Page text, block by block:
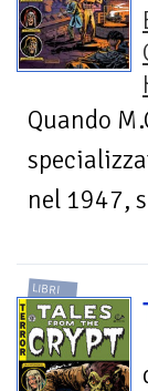
Quando
nel 1947,
LIBRI